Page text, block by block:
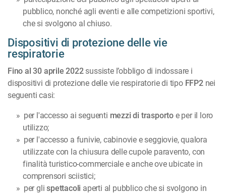
pubblico, nonché agli eventi e alle competizioni sportivi,
che si svolgono al chiuso.
Dispositivi di protezione delle vie
respiratorie
Fino al 30 aprile 2022sussiste l’obbligo di indossare i
dispositivi di protezione delle vie respiratorie di tipo FFP2nei
seguenti casi:
per l'accesso ai seguenti mezzi di trasporto e per il loro
utilizzo;
per l'accesso a funivie, cabinovie e seggiovie, qualora
utilizzate con la chiusura delle cupole paravento, con
finalità turistico-commerciale e anche ove ubicate in
comprensori sciistici;
per glispettacoli aperti al pubblico che si svolgono in